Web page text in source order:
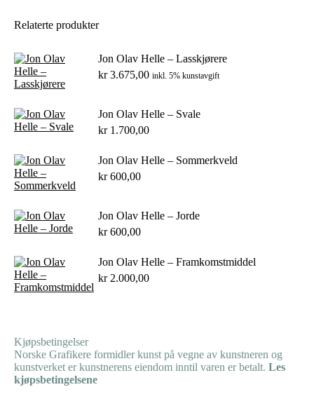
Relaterte produkter
Jon Olav Helle – Lasskjørere
kr3.675,00 inkl. 5% kunstavgift
Jon Olav Helle – Svale
kr1.700,00
Jon Olav Helle – Sommerkveld
kr600,00
Jon Olav Helle – Jorde
kr600,00
Jon Olav Helle – Framkomstmiddel
kr2.000,00
Kjøpsbetingelser
Norske Grafikere formidler kunst på vegne av kunstneren og
kunstverket er kunstnerens eiendom inntil varen er betalt. Les
kjøpsbetingelsene